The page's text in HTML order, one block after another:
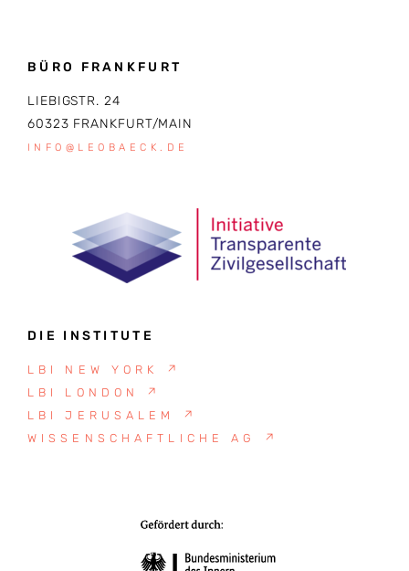
BÜRO FRANKFURT
LIEBIGSTR. 24
60323 FRANKFURT/MAIN
INFO@LEOBAECK.DE
DIE INSTITUTE
LBI NEW YORK
↗
LBI LONDON
↗
LBI JERUSALEM
↗
WISSENSCHAFTLICHE AG
↗